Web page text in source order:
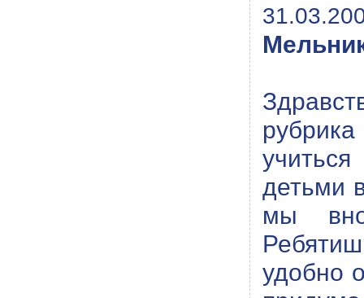
детьми
мы
удобно